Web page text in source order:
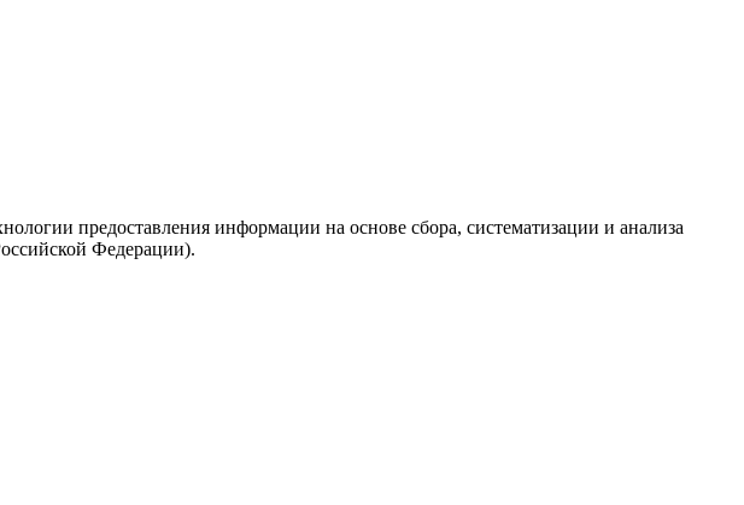
предоставления информации на основе сбора, систематизации и анализа
Федерации).